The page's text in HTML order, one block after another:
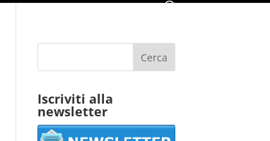
Iscriviti alla
newsletter